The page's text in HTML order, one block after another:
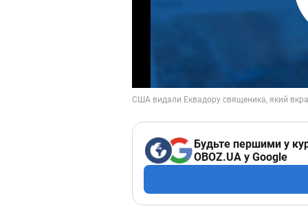
Будьте першими у
OBOZ.UA у Google